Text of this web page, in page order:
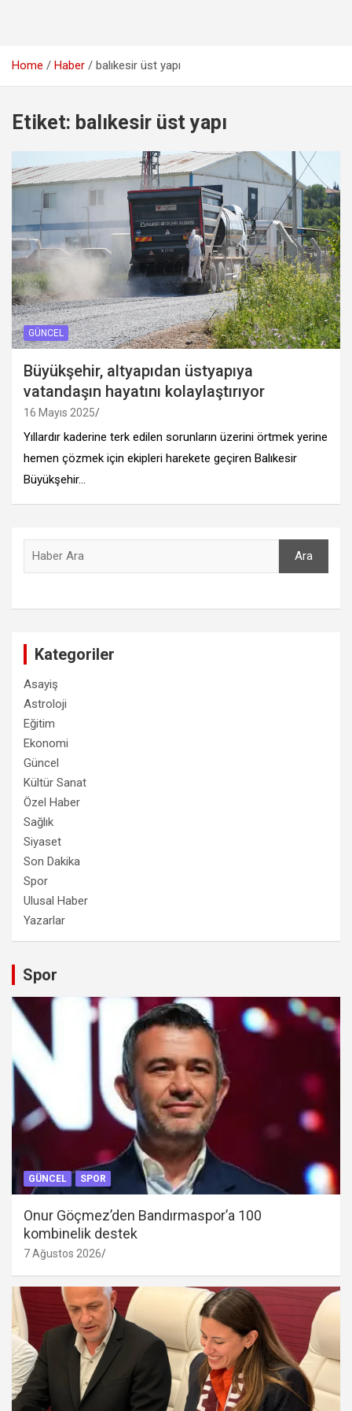
Home Haber balıkesir üst yapı
Etiket: balıkesir üst yapı
GÜNCEL
Büyükşehir, altyapıdan üstyapıya
vatandaşın hayatını kolaylaştırıyor
16 Mayıs 2025
Yıllardır kaderine terk edilen sorunların üzerini örtmek yerine
hemen çözmek için ekipleri harekete geçiren Balıkesir
Büyükşehir…
Ara
Kategoriler
Asayiş
Astroloji
Eğitim
Ekonomi
Güncel
Kültür Sanat
Özel Haber
Sağlık
Siyaset
Son Dakika
Spor
Ulusal Haber
Yazarlar
Spor
GÜNCEL SPOR
Onur Göçmez’den Bandırmaspor’a 100
kombinelik destek
7 Ağustos 2026